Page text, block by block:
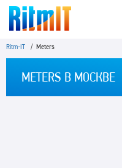
Ritm-IT / Meters
METERS В МОСКВЕ